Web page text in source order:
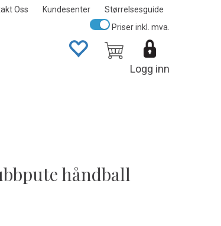
Oss Kundesenter Størrelsesguide
Logg inn
Priser inkl. mva.
håndball